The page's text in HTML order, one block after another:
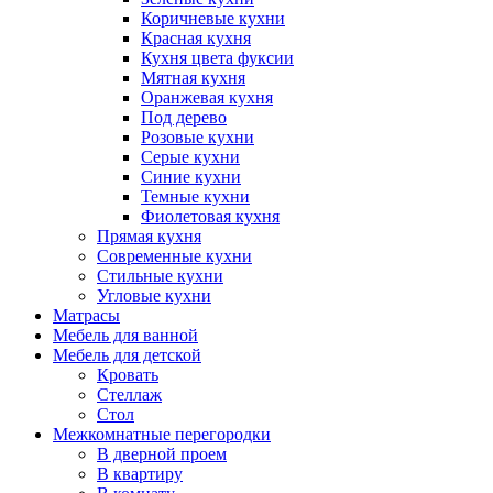
Коричневые кухни
Красная кухня
Кухня цвета фуксии
Мятная кухня
Оранжевая кухня
Под дерево
Розовые кухни
Серые кухни
Синие кухни
Темные кухни
Фиолетовая кухня
Прямая кухня
Современные кухни
Стильные кухни
Угловые кухни
Матрасы
Мебель для ванной
Мебель для детской
Кровать
Стеллаж
Стол
Межкомнатные перегородки
В дверной проем
В квартиру